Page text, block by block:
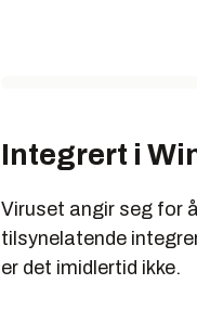
Integrert i
Viruset angir seg for
tilsynelatende
er det imidlertid ikke.